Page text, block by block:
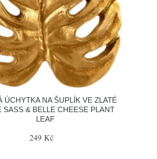
ÚCHYTKA NA ŠUPLÍK VE ZLATÉ
SASS & BELLE CHEESE PLANT
LEAF
249 Kč